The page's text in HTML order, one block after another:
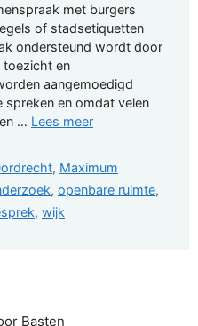
met burgers
of stadsetiquetten
ondersteund wordt door
toezicht en
aangemoedigd
spreken en omdat velen
… Lees meer
, Maximum
, openbare ruimte,
, wijk
Basten